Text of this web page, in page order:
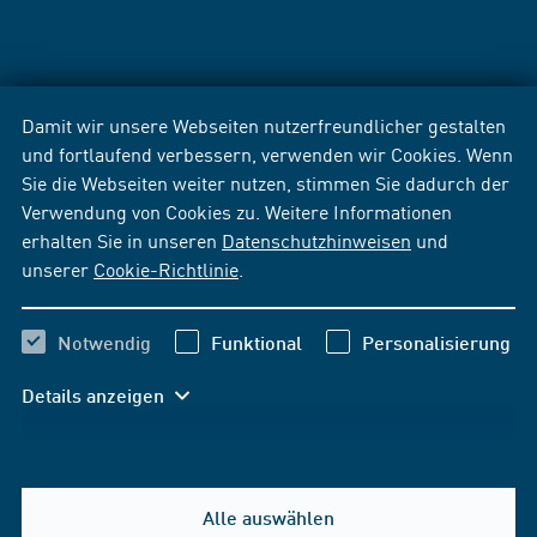
Damit wir unsere Webseiten nutzerfreundlicher gestalten
und fortlaufend verbessern, verwenden wir Cookies. Wenn
Sie die Webseiten weiter nutzen, stimmen Sie dadurch der
Verwendung von Cookies zu. Weitere Informationen
erhalten Sie in unseren Datenschutzhinweisen und
unserer Cookie-Richtlinie
Notwendig Funktional Personalisierung
Details anzeigen
Alle auswählen